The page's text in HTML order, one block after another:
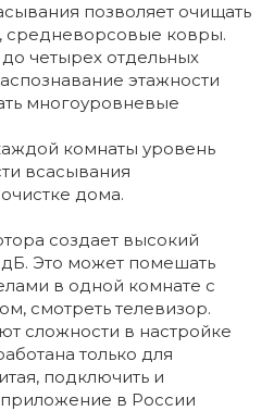
позволяет очищать
средневорсовые ковры.
четырех отдельных
этажности
многоуровневые
комнаты уровень
всасывания
дома.
создает высокий
Это может помешать
в одной комнате с
смотреть телевизор.
сложности в настройке
только для
подключить и
в России